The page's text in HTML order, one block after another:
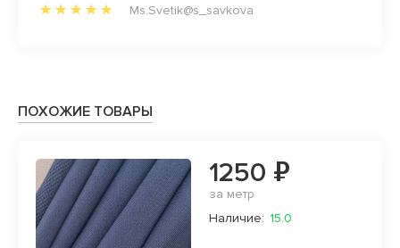
Ms.Svetik@s_savkova
ПОХОЖИЕ ТОВАРЫ
1250 ₽
за метр
Наличие: 15.0